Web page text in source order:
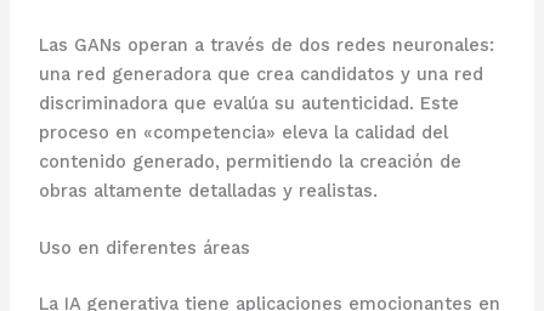
Las GANs operan a través de dos redes neuronales:
una red generadora que crea candidatos y una red
discriminadora que evalúa su autenticidad. Este
proceso en «competencia» eleva la calidad del
contenido generado, permitiendo la creación de
obras altamente detalladas y realistas.
Uso en diferentes áreas
La IA generativa tiene aplicaciones emocionantes en